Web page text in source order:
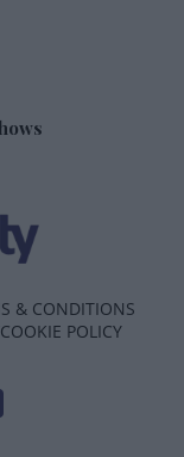
& CONDITIONS
COOKIE POLICY